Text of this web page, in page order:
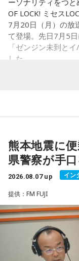
・財布を新調する
・財布を使い始める
・銀行口座を開設す
・旅行や出張へ出発
・新しい挑戦を始め
一方で、「戻る」
寅の日は、お金に
とから、財布を購入
して選ぶ人もいます
「お金が無事に戻っ
で、開運アクション
ただし、財布を新
るわけではありま
られている習慣です。
ーソナリティをつ
OF LOCK! ミセス
7月20日（月）の放
て登場。先日7月5
「ゼンジン未到と
した。
＜リスナーからの
ミセス先生、こん
た！ 私にとって初
参加できて本当に良
セラ」の時の花火は
した。帰り道もプ
がその余韻でまたウ
最高の演奏を、本
歳 女の子）
熊本地震に
県警察が手
2026.08.07 up イン
提供：FM FUJI